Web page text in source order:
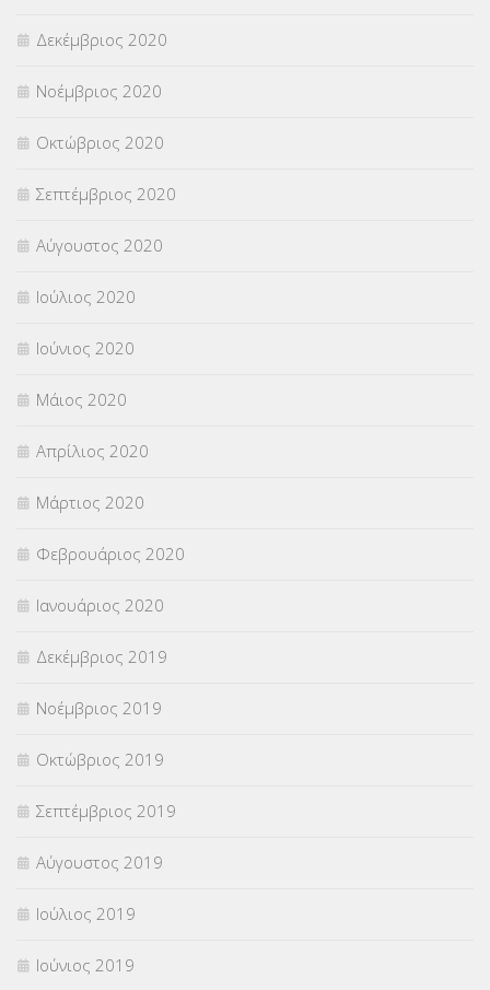
Δεκέμβριος 2020
Νοέμβριος 2020
Οκτώβριος 2020
Σεπτέμβριος 2020
Αύγουστος 2020
Ιούλιος 2020
Ιούνιος 2020
Μάιος 2020
Απρίλιος 2020
Μάρτιος 2020
Φεβρουάριος 2020
Ιανουάριος 2020
Δεκέμβριος 2019
Νοέμβριος 2019
Οκτώβριος 2019
Σεπτέμβριος 2019
Αύγουστος 2019
Ιούλιος 2019
Ιούνιος 2019